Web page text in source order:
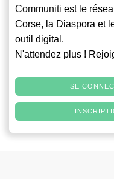
Communiti est le
Corse, la Diaspora et
outil digital.
N'attendez plus !
SE